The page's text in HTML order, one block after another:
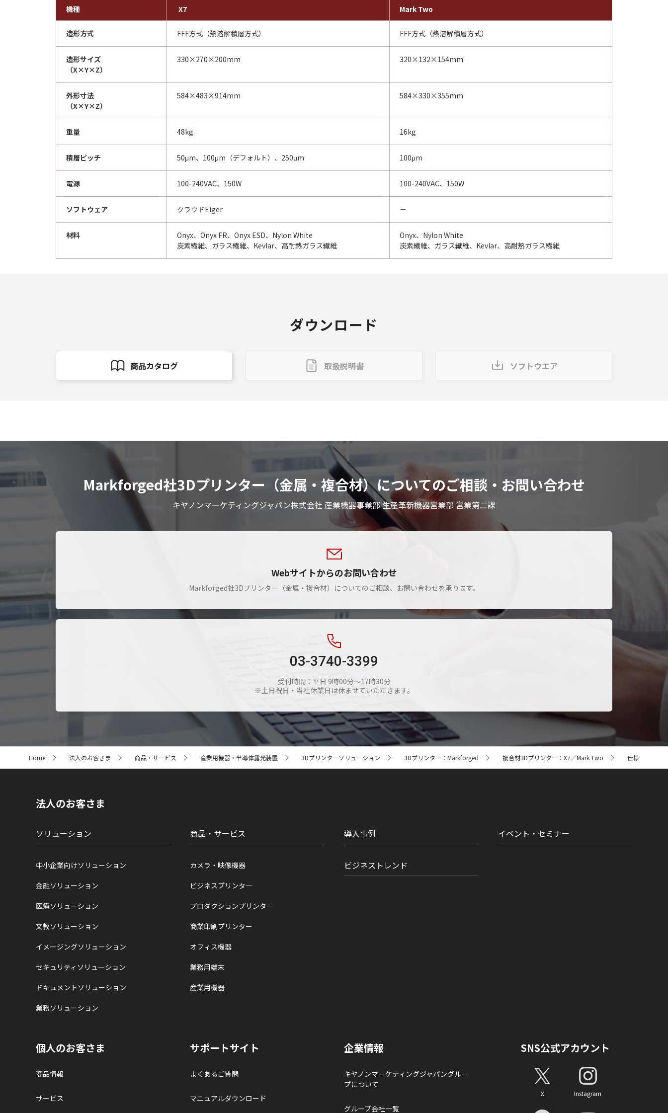
機種 X7 Mark Two
造形方式 FFF方式（熱溶解積層方式） FFF方式（熱溶解積層方式）
造形サイズ
（X×Y×Z）
330×270×200mm 320×132×154mm
外形寸法
（X×Y×Z）
584×483×914mm 584×330×355mm
重量 48kg 16kg
積層ピッチ 50μm、100μm（デフォルト）、250μm 100μm
電源 100-240VAC、150W 100-240VAC、150W
ソフトウェア クラウドEiger －
材料
Onyx、Onyx FR、Onyx ESD、Nylon White
炭素繊維、ガラス繊維、Kevlar、高耐熱ガラス繊維
Onyx、Nylon White
炭素繊維、ガラス繊維、Kevlar、高耐熱ガラス繊維
ダウンロード
商品カタログ 取扱説明書 ソフトウエア
Markforged社3Dプリンター（金属・複合材）についてのご相談・お問い合わせ
キヤノンマーケティングジャパン株式会社 産業機器事業部 生産革新機器営業部 営業第二課
Webサイトからのお問い合わせ
Markforged社3Dプリンター（金属・複合材）についてのご相談、お問い合わせを承ります。
03-3740-3399
受付時間：平日 9時00分～17時30分
※土日祝日・当社休業日は休ませていただきます。
ト
Home 法人のお客さま 商品・サービス 産業用機器・半導体露光装置 3Dプリンターソリューション 3Dプリンター：Markforged 複合材3Dプリンター：X7／Mark Two 仕様
法人のお客さま
ソリューション
中小企業向けソリューション
金融ソリューション
医療ソリューション
文教ソリューション
イメージングソリューション
セキュリティソリューション
ドキュメントソリューション
業務ソリューション
商品・サービス
カメラ・映像機器
ビジネスプリンタ―
プロダクションプリンタ―
商業印刷プリンター
オフィス機器
業務用端末
産業用機器
導入事例
ビジネストレンド
イベント・セミナー
個人のお客さま
商品情報
サービス
サポートサイト
よくあるご質問
マニュアルダウンロード
企業情報
キヤノンマーケティングジャパングルー
プについて
グループ会社一覧
SNS公式アカウント
X Instagram